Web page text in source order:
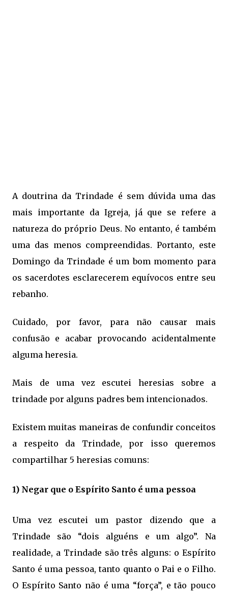
A doutrina da Trindade é sem dúvida uma das
mais importante da Igreja, já que se refere a
natureza do próprio Deus. No entanto, é também
uma das menos compreendidas. Portanto, este
Domingo da Trindade é um bom momento para
os sacerdotes esclarecerem equívocos entre seu
rebanho.
Cuidado, por favor, para não causar mais
confusão e acabar provocando acidentalmente
alguma heresia.
Mais de uma vez escutei heresias sobre a
trindade por alguns padres bem intencionados.
Existem muitas maneiras de confundir conceitos
a respeito da Trindade, por isso queremos
compartilhar 5 heresias comuns:
1) Negar que o Espírito Santo é uma pessoa
Uma vez escutei um pastor dizendo que a
Trindade são “dois alguéns e um algo”. Na
realidade, a Trindade são três alguns: o Espírito
Santo é uma pessoa, tanto quanto o Pai e o Filho.
O Espírito Santo não é uma “força”, e tão pouco